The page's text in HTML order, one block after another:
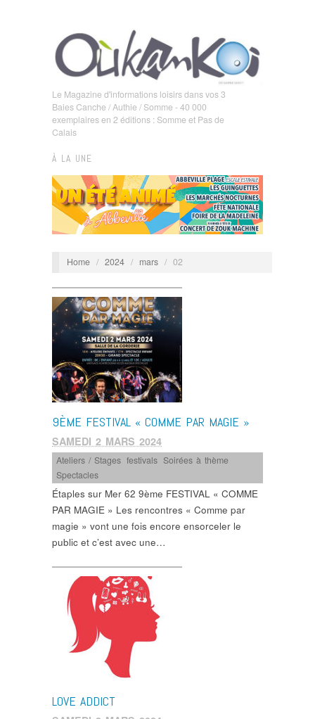
Le Magazine d'informations loisirs dans vos 3
Baies Canche / Authie / Somme - 40 000
exemplaires en 2 éditions : Somme et Pas de
Calais
À LA UNE
Home / 2024 / mars / 02
9ÈME FESTIVAL « COMME PAR MAGIE »
SAMEDI 2 MARS 2024
Ateliers / Stages ,festivals ,Soirées à thème
Spectacles
Étaples sur Mer 62 9ème FESTIVAL « COMME
PAR MAGIE » Les rencontres « Comme par
magie » vont une fois encore ensorceler le
public et c’est avec une…
LOVE ADDICT